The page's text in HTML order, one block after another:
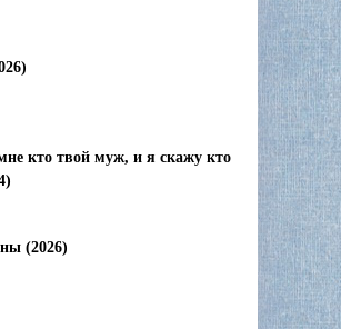
кто твой муж, и я скажу кто
(2026)